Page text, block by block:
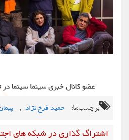
برچسب‌ها: حمید فرخ نژاد ,
اشتراگ گذاری در شبکه های